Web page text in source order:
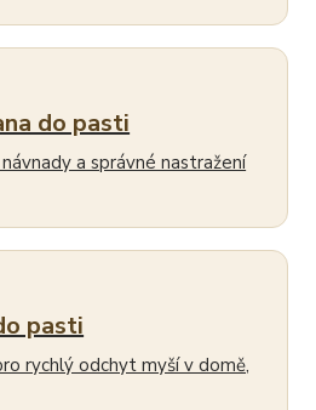
do pasti
a správné nastražení
pasti
rychlý odchyt myší v domě,